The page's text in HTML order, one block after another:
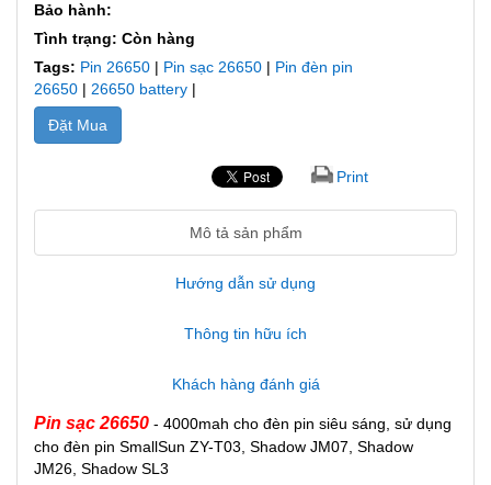
Bảo hành:
Tình trạng: Còn hàng
Tags: Pin 26650 | Pin sạc 26650 | Pin đèn pin
26650 | 26650 battery |
Đặt Mua
Print
Mô tả sản phẩm
Hướng dẫn sử dụng
Thông tin hữu ích
Khách hàng đánh giá
Pin sạc 26650 - 4000mah cho đèn pin siêu sáng, sử dụng
cho đèn pin SmallSun ZY-T03, Shadow JM07, Shadow
JM26, Shadow SL3